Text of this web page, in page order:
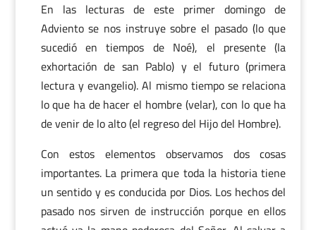
En las lecturas de este primer domingo de
Adviento se nos instruye sobre el pasado (lo que
sucedió en tiempos de Noé), el presente (la
exhortación de san Pablo) y el futuro (primera
lectura y evangelio). Al mismo tiempo se relaciona
lo que ha de hacer el hombre (velar), con lo que ha
de venir de lo alto (el regreso del Hijo del Hombre).
Con estos elementos observamos dos cosas
importantes. La primera que toda la historia tiene
un sentido y es conducida por Dios. Los hechos del
pasado nos sirven de instrucción porque en ellos